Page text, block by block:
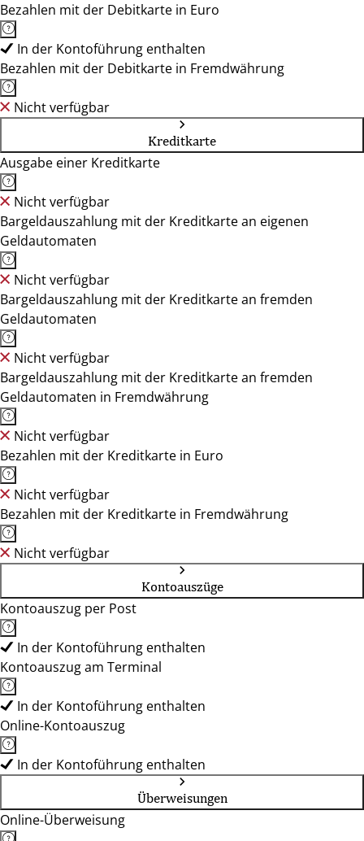
Bezahlen mit der Debitkarte in Euro
In der Kontoführung enthalten
Bezahlen mit der Debitkarte in Fremdwährung
Nicht verfügbar
Kreditkarte
Ausgabe einer Kreditkarte
Nicht verfügbar
Bargeldauszahlung mit der Kreditkarte an eigenen
Geldautomaten
Nicht verfügbar
Bargeldauszahlung mit der Kreditkarte an fremden
Geldautomaten
Nicht verfügbar
Bargeldauszahlung mit der Kreditkarte an fremden
Geldautomaten in Fremdwährung
Nicht verfügbar
Bezahlen mit der Kreditkarte in Euro
Nicht verfügbar
Bezahlen mit der Kreditkarte in Fremdwährung
Nicht verfügbar
Kontoauszüge
Kontoauszug per Post
In der Kontoführung enthalten
Kontoauszug am Terminal
In der Kontoführung enthalten
Online-Kontoauszug
In der Kontoführung enthalten
Überweisungen
Online-Überweisung